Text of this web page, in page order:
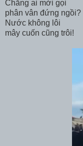
Chẳng ai mời gọi
phân vân đứng ngồi?
Nước không lôi
mây cuốn cũng trôi!